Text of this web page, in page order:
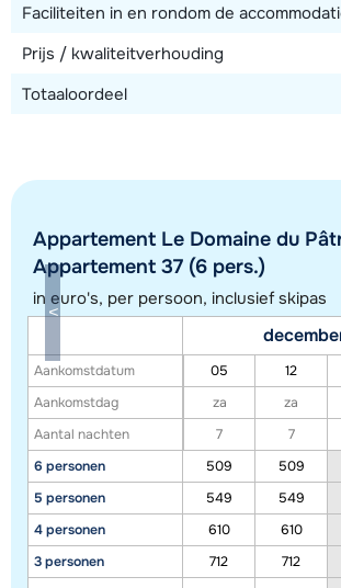
Toon alle accommodaties in dit gebied
exacte locatie kan enigszins afwijken.
Faciliteiten in en rondom de
Prijs / kwaliteitverhouding
Totaaloordeel
Appartement Le Domaine du
Appartement 37 (6 pers.)
in euro's, per persoon, inclusief skipas
Aankomstdatum
Aankomstdag
Aantal nachten
6 personen
5 personen
4 personen
3 personen
05 12
za
za
7
7
509
509
549
549
610
610
712
712